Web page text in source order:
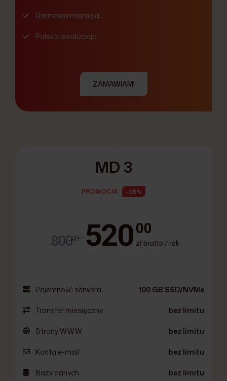
Darmowa migracja
Polska lokalizacja
ZAMAWIAM!
MD 3
PROMOCJA -35%
80000 52000
zł brutto / rok
Pojemność serwera 100 GB SSD/NVMe
Transfer miesięczny bez limitu
Strony WWW bez limitu
Konta e-mail bez limitu
Bazy danych bez limitu